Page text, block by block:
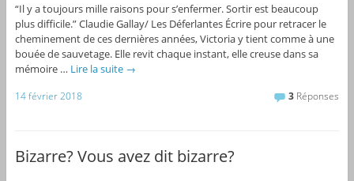
“Il y a toujours mille raisons pour s’enfermer. Sortir est beaucoup
plus difficile.” Claudie Gallay/ Les Déferlantes Écrire pour retracer le
cheminement de ces dernières années, Victoria y tient comme à une
bouée de sauvetage. Elle revit chaque instant, elle creuse dans sa
mémoire … Lire la suite →
14 février 2018 3 Réponses
Bizarre? Vous avez dit bizarre?